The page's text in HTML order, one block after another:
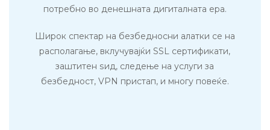
потребно во денешната дигиталната ера.
Широк спектар на безбедносни алатки се на
располагање, вклучувајќи SSL сертификати,
заштитен ѕид, следење на услуги за
безбедност, VPN пристап, и многу повеќе.